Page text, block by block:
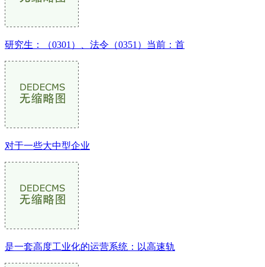
研究生：（0301）、法令（0351）当前：首
对于一些大中型企业
是一套高度工业化的运营系统：以高速轨